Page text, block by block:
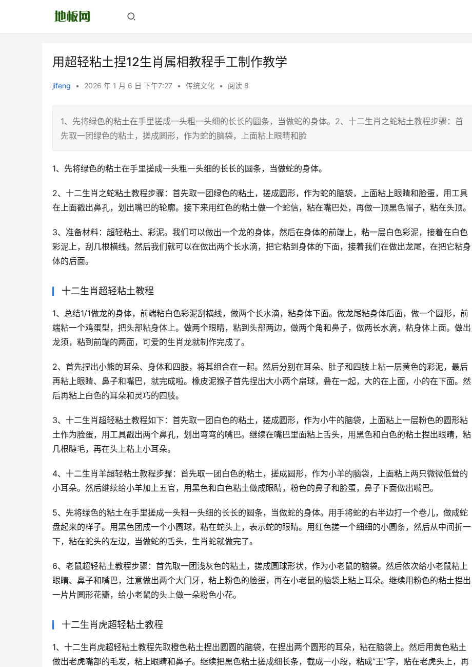
用超轻粘土捏12生肖属相教程手工制作教学
jifeng • 2026 年 1 月 6 日 下午7:27 • 传统文化 • 阅读 8
1、先将绿色的粘土在手里搓成一头粗一头细的长长的圆条，当做蛇的身体。2、十二生肖之蛇粘土教程步骤：首
先取一团绿色的粘土，搓成圆形，作为蛇的脑袋，上面粘上眼睛和脸
1、先将绿色的粘土在手里搓成一头粗一头细的长长的圆条，当做蛇的身体。
2、十二生肖之蛇粘土教程步骤：首先取一团绿色的粘土，搓成圆形，作为蛇的脑袋，上面粘上眼睛和脸蛋，用工具
在上面戳出鼻孔，划出嘴巴的轮廓。接下来用红色的粘土做一个蛇信，粘在嘴巴处，再做一顶黑色帽子，粘在头顶。
3、准备材料：超轻粘土、彩泥。我们可以做出一个龙的身体，然后在身体的前端上，粘一层白色彩泥，接着在白色
彩泥上，刮几根横线。然后我们就可以在做出两个长水滴，把它粘到身体的下面，接着我们在做出龙尾，在把它粘身
体的后面。
十二生肖超轻粘土教程
1、总结1/1做龙的身体，前端粘白色彩泥刮横线，做两个长水滴，粘身体下面。做龙尾粘身体后面，做一个圆形，前
端粘一个鸡蛋型，把头部粘身体上。做两个眼睛，粘到头部两边，做两个角和鼻子，做两长水滴，粘身体上面。做出
龙须，粘到前端的两面，可爱的生肖龙就制作完成了。
2、首先捏出小熊的耳朵、身体和四肢，将其组合在一起。然后分别在耳朵、肚子和四肢上粘一层黄色的彩泥，最后
再粘上眼睛、鼻子和嘴巴，就完成啦。橡皮泥猴子首先捏出大小两个扁球，叠在一起，大的在上面，小的在下面。然
后再粘上白色的耳朵和灵巧的四肢。
3、十二生肖超轻粘土教程如下：首先取一团白色的粘土，搓成圆形，作为小牛的脑袋，上面粘上一层粉色的圆形粘
土作为脸蛋，用工具戳出两个鼻孔，划出弯弯的嘴巴。继续在嘴巴里面粘上舌头，用黑色和白色的粘土捏出眼睛，粘
几根睫毛，再在头上粘上小耳朵。
4、十二生肖羊超轻粘土教程步骤：首先取一团白色的粘土，搓成圆形，作为小羊的脑袋，上面粘上两只微微低耸的
小耳朵。然后继续给小羊加上五官，用黑色和白色粘土做成眼睛，粉色的鼻子和脸蛋，鼻子下面做出嘴巴。
5、先将绿色的粘土在手里搓成一头粗一头细的长长的圆条，当做蛇的身体。用手将蛇的右半边打一个卷儿，做成蛇
盘起来的样子。用黑色团成一个小圆球，粘在蛇头上，表示蛇的眼睛。用红色搓一个细细的小圆条，然后从中间折一
下，粘在蛇头的左边，当做蛇的舌头，生肖蛇就做完了。
6、老鼠超轻粘土教程步骤：首先取一团浅灰色的粘土，搓成圆球形状，作为小老鼠的脑袋。然后依次给小老鼠粘上
眼睛、鼻子和嘴巴，注意做出两个大门牙，粘上粉色的脸蛋，再在小老鼠的脑袋上粘上耳朵。继续用粉色的粘土捏出
一片片圆形花瓣，给小老鼠的头上做一朵粉色小花。
十二生肖虎超轻粘土教程
1、十二生肖虎超轻粘土教程先取橙色粘土捏出圆圆的脑袋，在捏出两个圆形的耳朵，粘在脑袋上。然后用黄色粘土
做出老虎嘴部的毛发，粘上眼睛和鼻子。继续把黑色粘土搓成细长条，截成一小段，粘成“王”字，贴在老虎头上，再